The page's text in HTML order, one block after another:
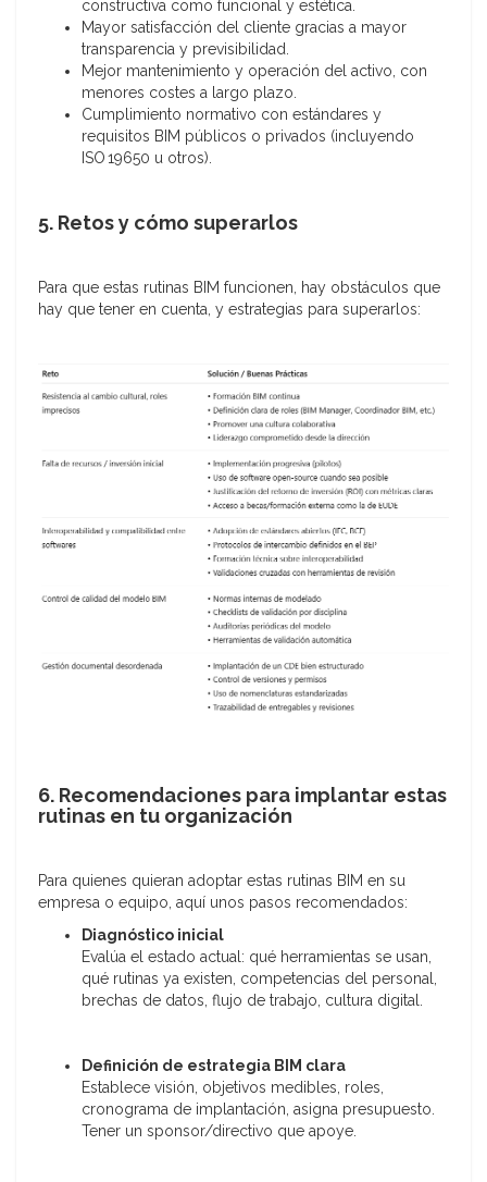
constructiva como funcional y estética.
Mayor satisfacción del cliente gracias a mayor
transparencia y previsibilidad.
Mejor mantenimiento y operación del activo, con
menores costes a largo plazo.
Cumplimiento normativo con estándares y
requisitos BIM públicos o privados (incluyendo
ISO 19650 u otros).
5. Retos y cómo superarlos
Para que estas rutinas BIM funcionen, hay obstáculos que
hay que tener en cuenta, y estrategias para superarlos:
6. Recomendaciones para implantar estas
rutinas en tu organización
Para quienes quieran adoptar estas rutinas BIM en su
empresa o equipo, aquí unos pasos recomendados:
Diagnóstico inicial
Evalúa el estado actual: qué herramientas se usan,
qué rutinas ya existen, competencias del personal,
brechas de datos, flujo de trabajo, cultura digital.
Definición de estrategia BIM clara
Establece visión, objetivos medibles, roles,
cronograma de implantación, asigna presupuesto.
Tener un sponsor/directivo que apoye.